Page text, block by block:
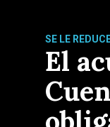
SE LE
El